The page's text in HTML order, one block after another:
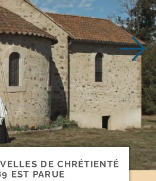
DE CHRÉTIENTÉ
EST PARUE